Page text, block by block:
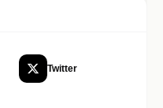
Twitter